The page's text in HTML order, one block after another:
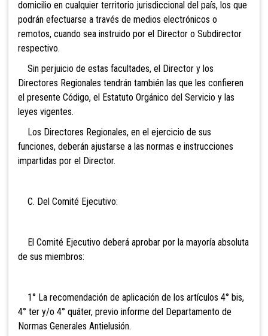
domicilio en cualquier territorio jurisdiccional del país, los que
podrán efectuarse a través de medios electrónicos o
remotos, cuando sea instruido por el Director o Subdirector
respectivo.
Sin perjuicio de estas facultades, el Director y los
Directores Regionales tendrán también las que les confieren
el presente Código, el Estatuto Orgánico del Servicio y las
leyes vigentes.
Los Directores Regionales, en el ejercicio de sus
funciones, deberán ajustarse a las normas e instrucciones
impartidas por el Director.
C. Del Comité Ejecutivo:
El Comité Ejecutivo deberá aprobar por la mayoría absoluta
de sus miembros:
1° La recomendación de aplicación de los artículos 4° bis,
4° ter y/o 4° quáter, previo informe del Departamento de
Normas Generales Antielusión.